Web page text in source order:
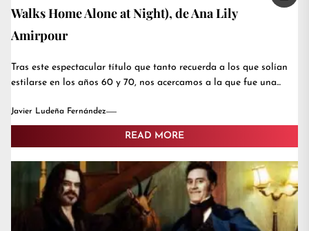
Walks Home Alone at Night), de Ana Lily
Amirpour
Tras este espectacular título que tanto recuerda a los que solían
estilarse en los años 60 y 70, nos acercamos a la que fue una...
Javier Ludeña Fernández
READ MORE